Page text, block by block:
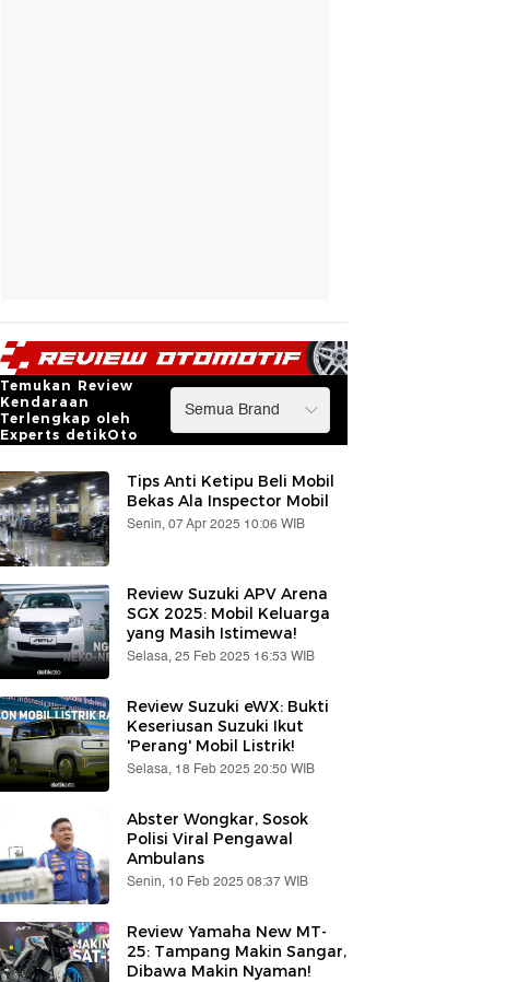
Temukan Review
Kendaraan
Terlengkap oleh
Experts detikOto
Tips Anti Ketipu Beli Mobil
Bekas Ala Inspector Mobil
Senin, 07 Apr 2025 10:06 WIB
Review Suzuki APV Arena
SGX 2025: Mobil Keluarga
yang Masih Istimewa!
Selasa, 25 Feb 2025 16:53 WIB
Review Suzuki eWX: Bukti
Keseriusan Suzuki Ikut
'Perang' Mobil Listrik!
Selasa, 18 Feb 2025 20:50 WIB
Abster Wongkar, Sosok
Polisi Viral Pengawal
Ambulans
Senin, 10 Feb 2025 08:37 WIB
Review Yamaha New MT-
25: Tampang Makin Sangar,
Dibawa Makin Nyaman!